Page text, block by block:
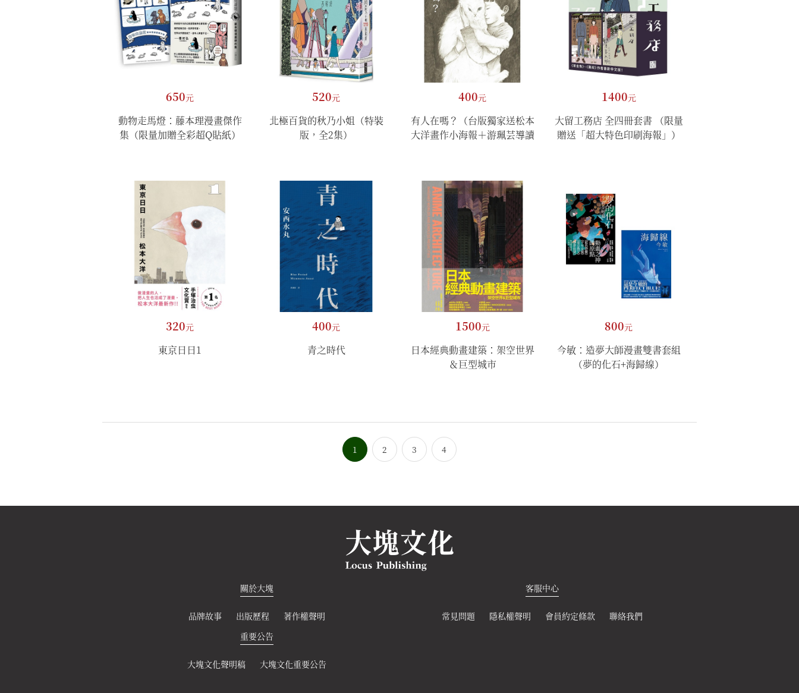
650元
動物走馬燈：藤本理漫畫傑作
集（限量加贈全彩超Q貼紙）
520元
北極百貨的秋乃小姐（特裝
版，全2集）
400元
有人在嗎？（台版獨家送松本
大洋畫作小海報＋游珮芸導讀
1400元
大留工務店 全四冊套書 （限量
贈送「超大特色印刷海報」）
320元
東京日日1
400元
青之時代
1500元
日本經典動畫建築：架空世界
＆巨型城市
800元
今敏：造夢大師漫畫雙書套組
（夢的化石+海歸線）
1 2 3 4
關於大塊
品牌故事 出版歷程 著作權聲明
客服中心
常見問題 隱私權聲明 會員約定條款
聯絡我們
重要公告
大塊文化聲明稿 大塊文化重要公告